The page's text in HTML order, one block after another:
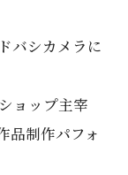
バシカメラに
ョップ主宰
品制作パフォ